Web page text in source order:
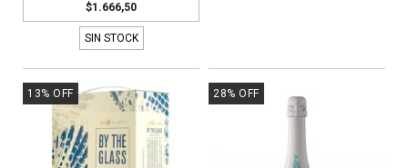
$1.666,50
SIN STOCK
13% OFF 28% OFF